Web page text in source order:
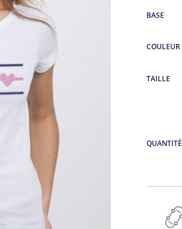
BASE
COULEUR
TAILLE
QUANTITÉ